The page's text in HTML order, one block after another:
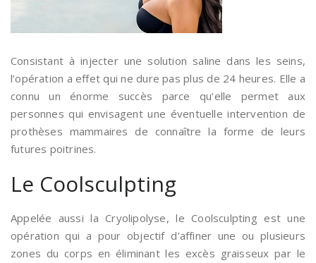
Consistant à injecter une solution saline dans les seins,
l’opération a effet qui ne dure pas plus de 24 heures. Elle a
connu un énorme succès parce qu’elle permet aux
personnes qui envisagent une éventuelle intervention de
prothèses mammaires de connaître la forme de leurs
futures poitrines.
Le Coolsculpting
Appelée aussi la Cryolipolyse, le Coolsculpting est une
opération qui a pour objectif d’affiner une ou plusieurs
zones du corps en éliminant les excès graisseux par le